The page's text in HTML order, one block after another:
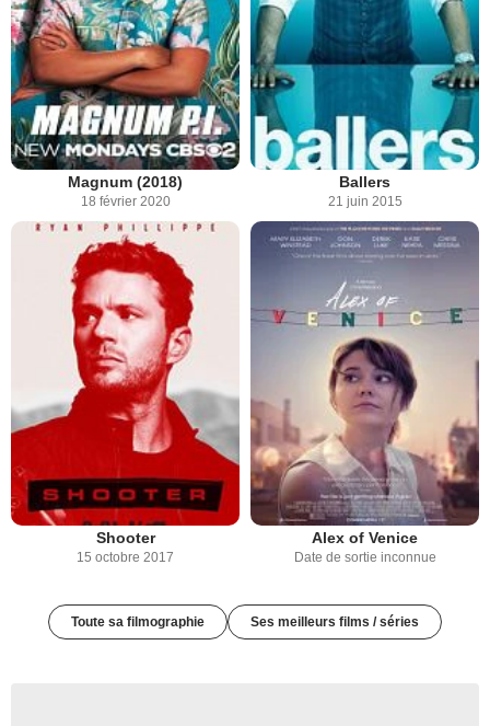
Magnum (2018)
18 février 2020
Ballers
21 juin 2015
Shooter
15 octobre 2017
Alex of Venice
Date de sortie inconnue
Toute sa filmographie Ses meilleurs films / séries